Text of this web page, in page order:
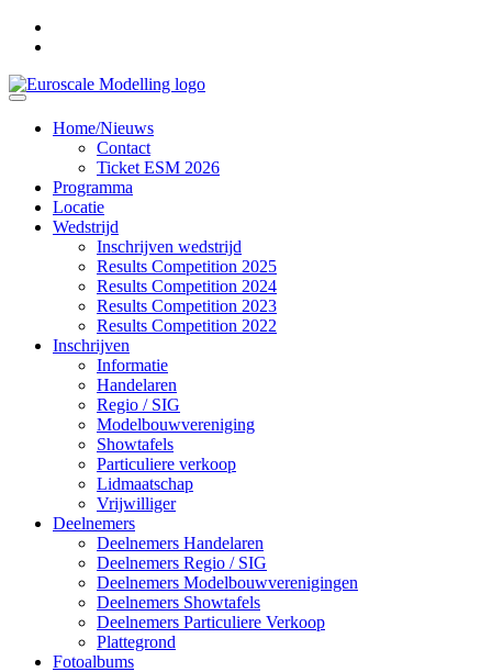
Home/Nieuws
Contact
Ticket ESM 2026
Programma
Locatie
Wedstrijd
Inschrijven wedstrijd
Results Competition 2025
Results Competition 2024
Results Competition 2023
Results Competition 2022
Inschrijven
Informatie
Handelaren
Regio / SIG
Modelbouwvereniging
Showtafels
Particuliere verkoop
Lidmaatschap
Vrijwilliger
Deelnemers
Deelnemers Handelaren
Deelnemers Regio / SIG
Deelnemers Modelbouwverenigingen
Deelnemers Showtafels
Deelnemers Particuliere Verkoop
Plattegrond
Fotoalbums